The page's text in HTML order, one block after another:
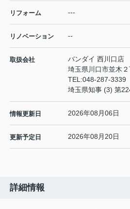
リフォーム ---
リノベーション --
取扱会社
バンダイ 西川口店
埼玉県川口市並木
TEL:048-287-3339
埼玉県知事 (3) 第
情報更新日 2026年08月06日
更新予定日 2026年08月20日
詳細情報